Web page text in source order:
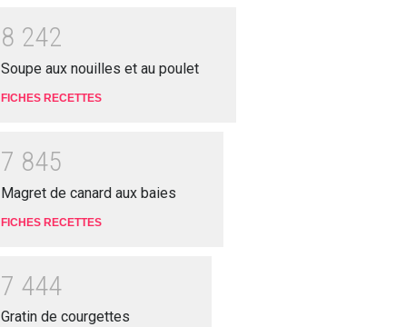
8 242
Soupe aux nouilles et au poulet
FICHES RECETTES
7 845
Magret de canard aux baies
FICHES RECETTES
7 444
Gratin de courgettes